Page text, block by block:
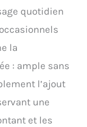
quotidien
la
: ample sans
l’ajout
une
et les